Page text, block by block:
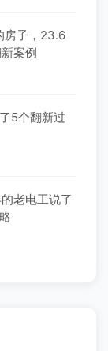
房子，23.6
案例
5个翻新过
老电工说了